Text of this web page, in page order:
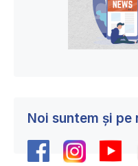
Noi suntem și pe